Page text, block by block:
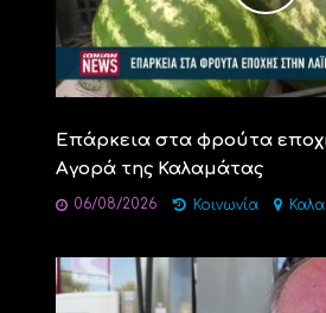
Επάρκεια στα φρούτα
Αγορά της Καλαμάτας
06/08/2026 Κοινωνία